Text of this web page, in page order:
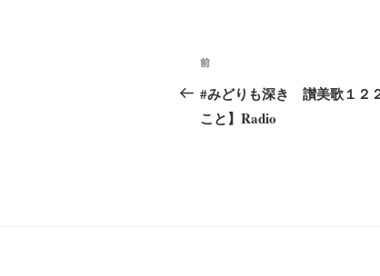
投
稿
ナ
前
の
投
前
#みどりも深き 讃美歌１２
こと】Radio